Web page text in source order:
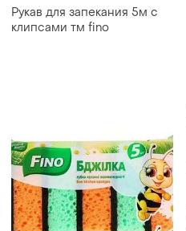
Рукав для запекания 5м с
клипсами тм fino